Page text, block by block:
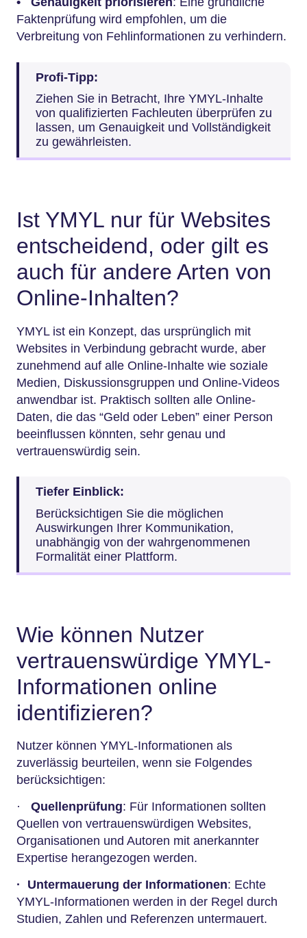
Faktenprüfung wird empfohlen, um die
Verbreitung von Fehlinformationen zu verhindern.
Profi-Tipp:
Ziehen Sie in Betracht, Ihre YMYL-Inhalte
von qualifizierten Fachleuten überprüfen zu
lassen, um Genauigkeit und Vollständigkeit
zu gewährleisten.
Ist YMYL nur für Websites
entscheidend, oder gilt es
auch für andere Arten von
Online-Inhalten?
YMYL ist ein Konzept, das ursprünglich mit
Websites in Verbindung gebracht wurde, aber
zunehmend auf alle Online-Inhalte wie soziale
Medien, Diskussionsgruppen und Online-Videos
anwendbar ist. Praktisch sollten alle Online-
Daten, die das “Geld oder Leben” einer Person
beeinflussen könnten, sehr genau und
vertrauenswürdig sein.
Tiefer Einblick:
Berücksichtigen Sie die möglichen
Auswirkungen Ihrer Kommunikation,
unabhängig von der wahrgenommenen
Formalität einer Plattform.
Wie können Nutzer
vertrauenswürdige YMYL-
Informationen online
identifizieren?
Nutzer können YMYL-Informationen als
zuverlässig beurteilen, wenn sie Folgendes
berücksichtigen:
·
Quellenprüfung: Für Informationen sollten
Quellen von vertrauenswürdigen Websites,
Organisationen und Autoren mit anerkannter
Expertise herangezogen werden.
· Untermauerung der Informationen: Echte
YMYL-Informationen werden in der Regel durch
Studien, Zahlen und Referenzen untermauert.